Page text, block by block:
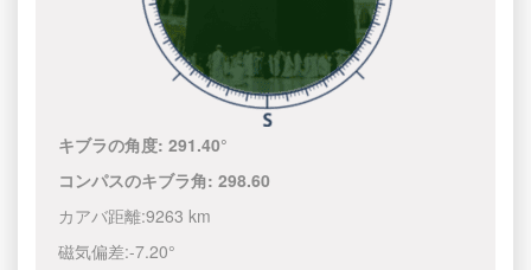
キブラの角度:291.40°
コンパスのキブラ角:298.60
カアバ距離:9263 km
磁気偏差:-7.20°